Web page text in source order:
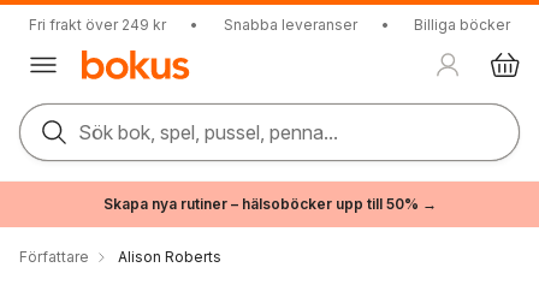
Fri frakt över 249 kr • Snabba leveranser • Billiga böcker
Sök bok, spel, pussel, penna...
Skapa nya rutiner – hälsoböcker upp till 50% →
Författare Alison Roberts